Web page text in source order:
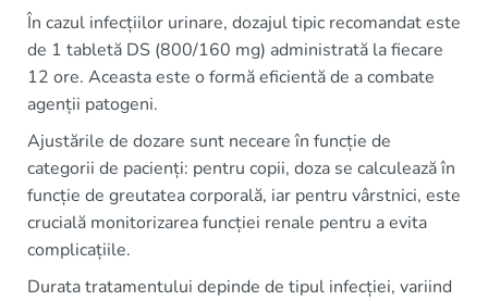
În cazul infecțiilor urinare, dozajul tipic recomandat este
de 1 tabletă DS (800/160 mg) administrată la fiecare
12 ore. Aceasta este o formă eficientă de a combate
agenții patogeni.
Ajustările de dozare sunt neceare în funcție de
categorii de pacienți: pentru copii, doza se calculează în
funcție de greutatea corporală, iar pentru vârstnici, este
crucială monitorizarea funcției renale pentru a evita
complicațiile.
Durata tratamentului depinde de tipul infecției, variind